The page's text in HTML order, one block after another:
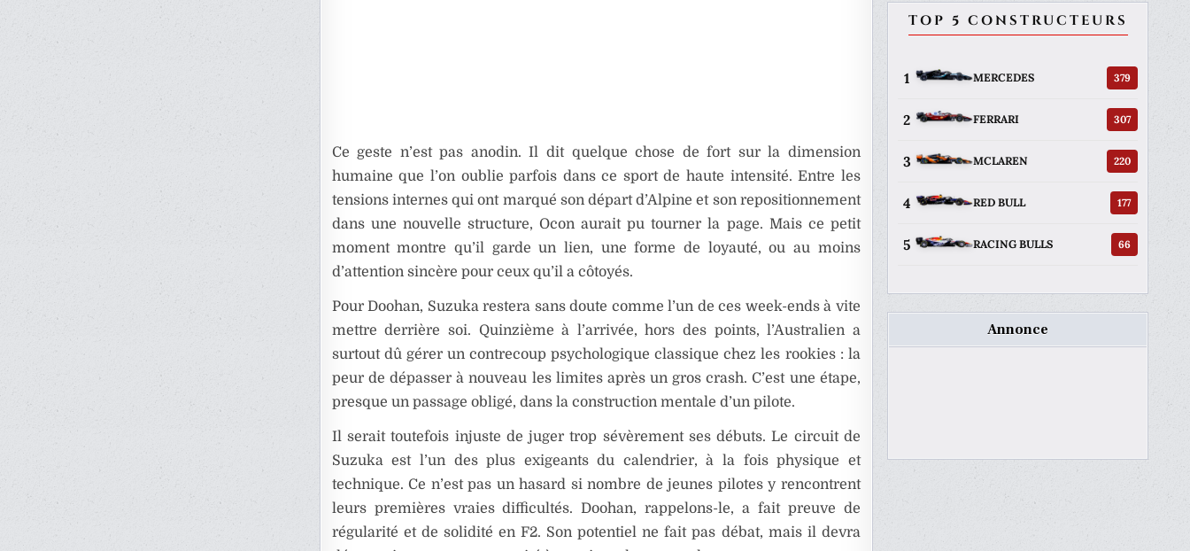
Ce geste n’est pas anodin. Il dit quelque chose de fort sur la dimension
humaine que l’on oublie parfois dans ce sport de haute intensité. Entre les
tensions internes qui ont marqué son départ d’Alpine et son repositionnement
dans une nouvelle structure, Ocon aurait pu tourner la page. Mais ce petit
moment montre qu’il garde un lien, une forme de loyauté, ou au moins
d’attention sincère pour ceux qu’il a côtoyés.
Pour Doohan, Suzuka restera sans doute comme l’un de ces week-ends à vite
mettre derrière soi. Quinzième à l’arrivée, hors des points, l’Australien a
surtout dû gérer un contrecoup psychologique classique chez les rookies : la
peur de dépasser à nouveau les limites après un gros crash. C’est une étape,
presque un passage obligé, dans la construction mentale d’un pilote.
Il serait toutefois injuste de juger trop sévèrement ses débuts. Le circuit de
Suzuka est l’un des plus exigeants du calendrier, à la fois physique et
technique. Ce n’est pas un hasard si nombre de jeunes pilotes y rencontrent
leurs premières vraies difficultés. Doohan, rappelons-le, a fait preuve de
régularité et de solidité en F2. Son potentiel ne fait pas débat, mais il devra
TOP 5 CONSTRUCTEURS
1 MERCEDES 379
2 FERRARI 307
3 MCLAREN 220
4 RED BULL 177
5 RACING BULLS 66
Annonce